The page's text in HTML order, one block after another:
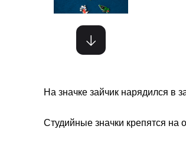
На значке зайчик нарядился в
Студийные значки крепятся на